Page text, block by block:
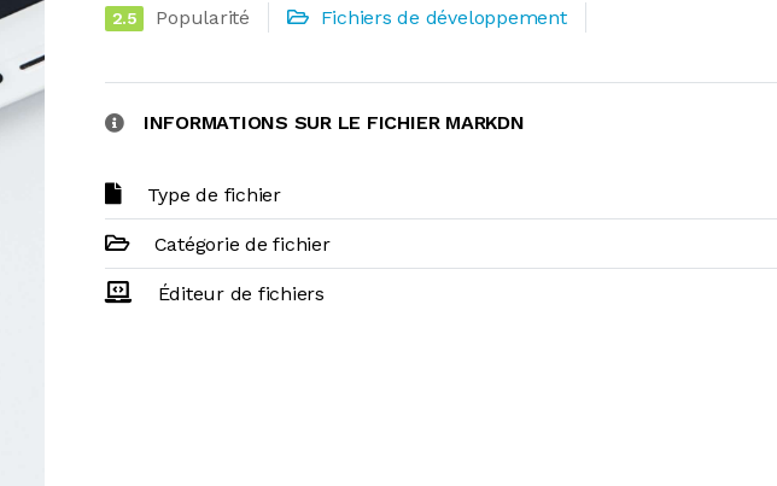
2.5 Popularité Fichiers de développement
INFORMATIONS SUR LE FICHIER MARKDN
Type de fichier
Catégorie de fichier
Éditeur de fichiers